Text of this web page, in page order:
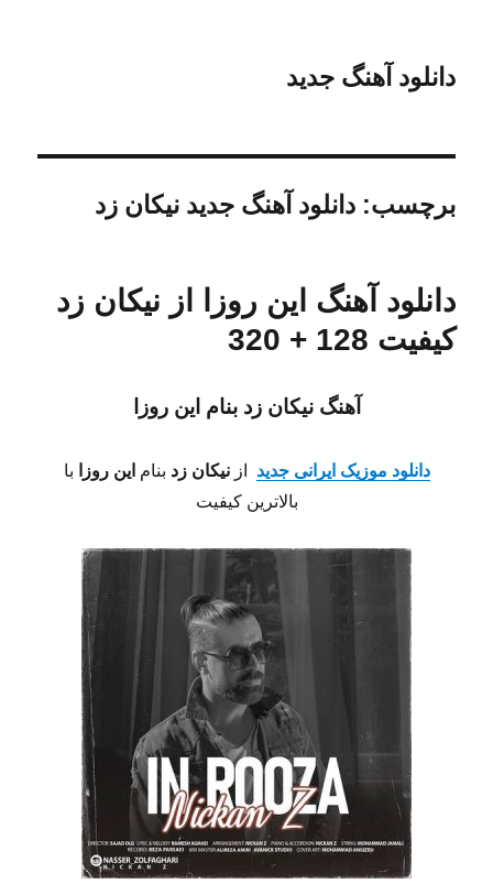
دانلود آهنگ جدید
برچسب:دانلود آهنگ جدید نیکان زد
دانلود آهنگ این روزا از نیکان زد
کیفیت 128 + 320
آهنگ نیکان زد بنام این روزا
دانلود موزیک ایرانی جدید ازنیکان زد بنام این روزا با
بالاترین کیفیت